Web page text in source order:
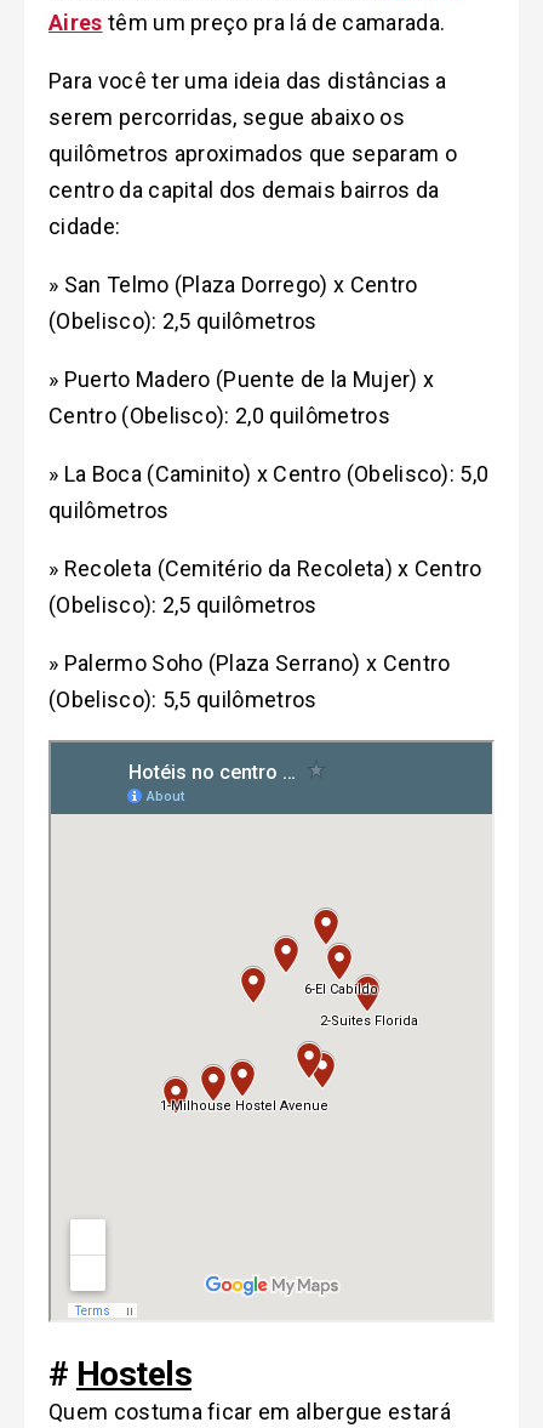
Aires têm um preço pra lá de camarada.
Para você ter uma ideia das distâncias a
serem percorridas, segue abaixo os
quilômetros aproximados que separam o
centro da capital dos demais bairros da
cidade:
» San Telmo (Plaza Dorrego) x Centro
(Obelisco): 2,5 quilômetros
» Puerto Madero (Puente de la Mujer) x
Centro (Obelisco): 2,0 quilômetros
» La Boca (Caminito) x Centro (Obelisco): 5,0
quilômetros
» Recoleta (Cemitério da Recoleta) x Centro
(Obelisco): 2,5 quilômetros
» Palermo Soho (Plaza Serrano) x Centro
(Obelisco): 5,5 quilômetros
# Hostels
Quem costuma ficar em albergue estará